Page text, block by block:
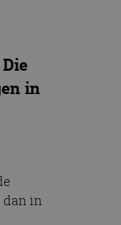
in
dan in